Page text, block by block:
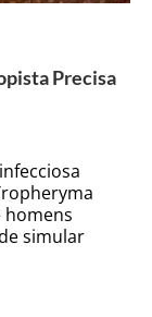
Precisa
simular